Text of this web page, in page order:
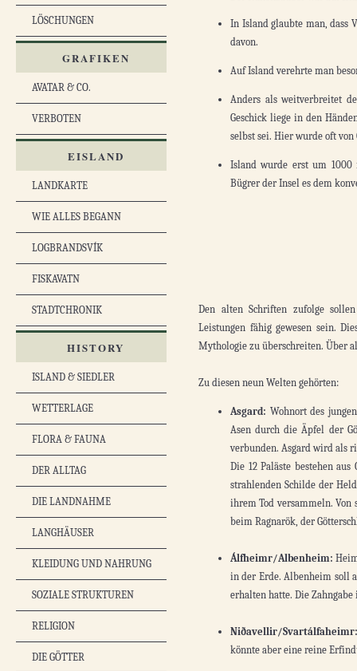
LÖSCHUNGEN
GRAFIKEN
AVATAR & CO.
VERBOTEN
EISLAND
LANDKARTE
WIE ALLES BEGANN
LOGBRANDSVÍK
FISKAVATN
STADTCHRONIK
HISTORY
ISLAND & SIEDLER
WETTERLAGE
FLORA & FAUNA
DER ALLTAG
DIE LANDNAHME
LANGHÄUSER
KLEIDUNG UND NAHRUNG
SOZIALE STRUKTUREN
RELIGION
DIE GÖTTER
In Island glaubte man, dass
davon.
Auf Island verehrte man
Anders als weitverbreitet
Geschick liege in den
selbst sei. Hier wurde oft
Island wurde erst um 1000
Bügrer der Insel es dem
Den alten Schriften zufolge
Leistungen fähig gewesen sein.
Mythologie zu überschreiten. Über
Zu diesen neun Welten gehörten:
Asgard: Wohnort des
Asen durch die Äpfel der
verbunden. Asgard wird als
Die 12 Paläste bestehen
strahlenden Schilde der
ihrem Tod versammeln.
beim Ragnarök, der
Álfheimr/Albenheim:
in der Erde. Albenheim soll
erhalten hatte. Die Zahngabe
Niðavellir/Svartálfaheimr:
könnte aber eine reine